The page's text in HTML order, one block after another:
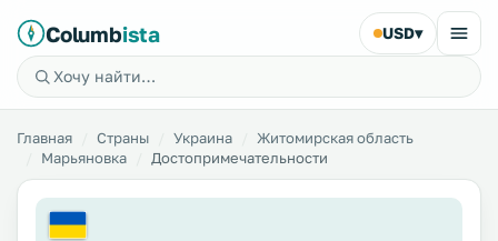
Columbista USD▾
Главная Страны Украина
Житомирская область
Марьяновка
Достопримечательности